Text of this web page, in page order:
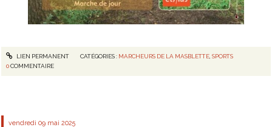
LIEN PERMANENT CATÉGORIES : MARCHEURS DE LA MASBLETTE, SPORTS
0COMMENTAIRE
vendredi 09 mai 2025